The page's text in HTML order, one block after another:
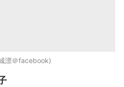
漂＠facebook